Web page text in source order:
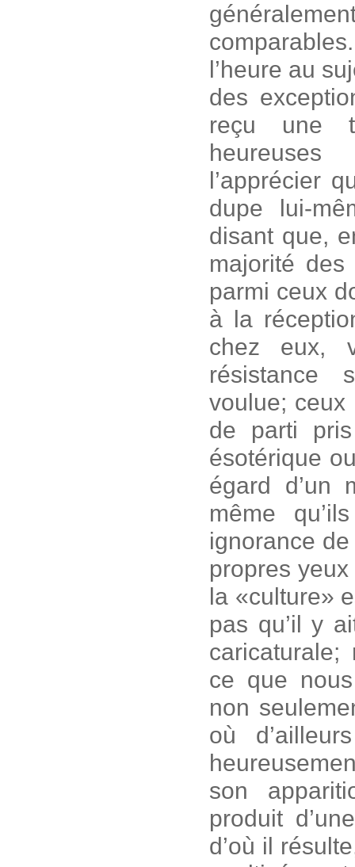
l’heure au
des
reçu une
l’apprécier
dupe lui-
disant que,
majorité
parmi ceux
à la
chez eux,
résistance
voulue; ceux
de parti
ésotérique
égard d’un
même
ignorance
propres
la «culture»
pas qu’il y
ce que
non
où
son
produit
d’où il